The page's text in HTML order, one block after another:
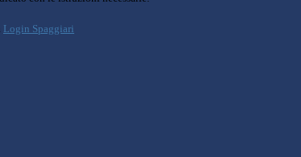
Login Spaggiari